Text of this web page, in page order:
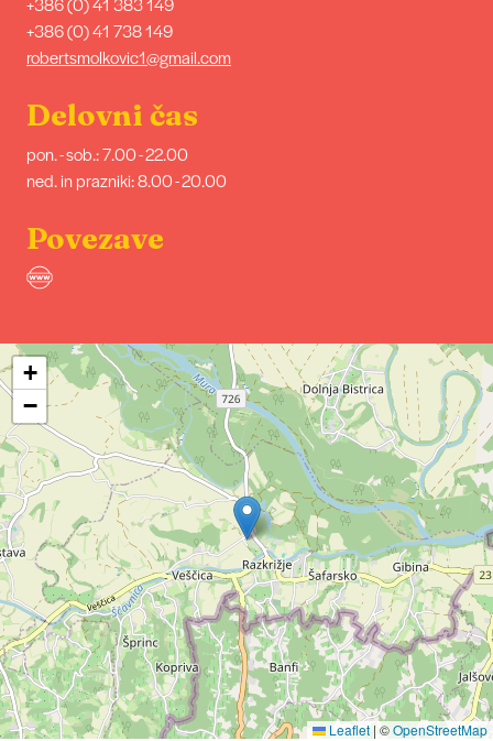
+386 (0) 41 738 149
robertsmolkovic1@gmail.com
Delovni čas
pon. - sob.: 7.00 - 22.00
ned. in prazniki: 8.00 - 20.00
Povezave
+
−
Leaflet |©OpenStreetMap